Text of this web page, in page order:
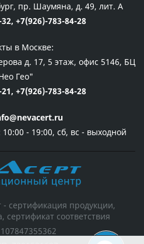
пр. Шаумяна, д. 49, лит. А
+7(926)-783-84-28
в Москве:
д. 17, 5 этаж, офис 5146, БЦ
Гео"
+7(926)-783-84-28
10:00 - 19:00, сб, вс - выходной
сертификация продукции,
сертификат соответствия